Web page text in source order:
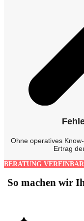
Ohne operatives
Ertrag
BERATUNG
So machen wir